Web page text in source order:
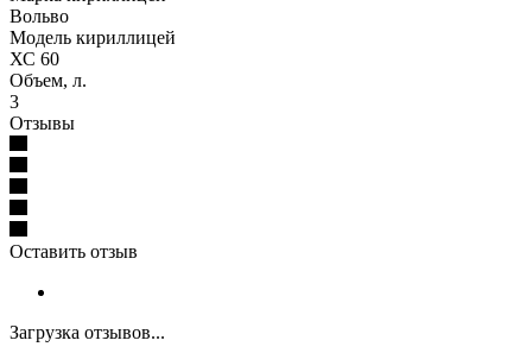
Вольво
Модель кириллицей
ХС 60
Объем, л.
3
Отзывы
Оставить отзыв
Загрузка отзывов...